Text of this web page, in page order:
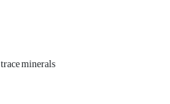
trace minerals‎